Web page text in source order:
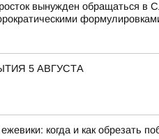
вынужден обращаться в
5 АВГУСТА
когда и как обрезать